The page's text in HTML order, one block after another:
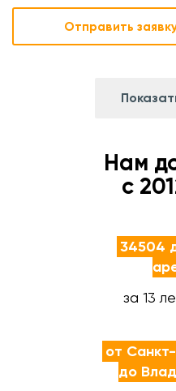
Отправить
Нам
с
34504
за 13
от
до